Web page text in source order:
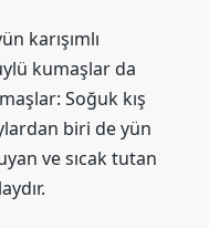
karışımlı
kumaşlar da
Soğuk kış
biri de yün
ve sıcak tutan